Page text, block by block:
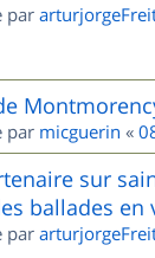
par
par micguerin «
sur
ballades en
par